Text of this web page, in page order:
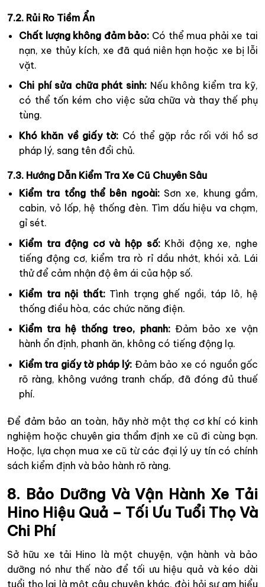
7.2. Rủi Ro Tiềm Ẩn
Chất lượng không đảm bảo: Có thể mua phải xe tai
nạn, xe thủy kích, xe đã quá niên hạn hoặc xe bị lỗi
vặt.
Chi phí sửa chữa phát sinh: Nếu không kiểm tra kỹ,
có thể tốn kém cho việc sửa chữa và thay thế phụ
tùng.
Khó khăn về giấy tờ: Có thể gặp rắc rối với hồ sơ
pháp lý, sang tên đổi chủ.
7.3. Hướng Dẫn Kiểm Tra Xe Cũ Chuyên Sâu
Kiểm tra tổng thể bên ngoài:Sơn xe, khung gầm,
cabin, vỏ lốp, hệ thống đèn. Tìm dấu hiệu va chạm,
gỉ sét.
Kiểm tra động cơ và hộp số:Khởi động xe, nghe
tiếng động cơ, kiểm tra rò rỉ dầu nhớt, khói xả. Lái
thử để cảm nhận độ êm ái của hộp số.
Kiểm tra nội thất:Tình trạng ghế ngồi, táp lô, hệ
thống điều hòa, các chức năng điện.
Kiểm tra hệ thống treo, phanh:Đảm bảo xe vận
hành ổn định, phanh ăn, không có tiếng động lạ.
Kiểm tra giấy tờ pháp lý: Đảm bảo xe có nguồn gốc
rõ ràng, không vướng tranh chấp, đã đóng đủ thuế
phí.
Để đảm bảo an toàn, hãy nhờ một thợ cơ khí có kinh
nghiệm hoặc chuyên gia thẩm định xe cũ đi cùng bạn.
Hoặc, lựa chọn mua xe cũ từ các đại lý uy tín có chính
sách kiểm định và bảo hành rõ ràng.
8. Bảo Dưỡng Và Vận Hành Xe Tải
Hino Hiệu Quả – Tối Ưu Tuổi Thọ Và
Chi Phí
Sở hữu xe tải Hino là một chuyện, vận hành và bảo
dưỡng nó như thế nào để tối ưu hiệu quả và kéo dài
tuổi thọ lại là một câu chuyện khác, đòi hỏi sự am hiểu